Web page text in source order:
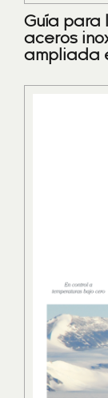
Guía para
aceros
ampliada